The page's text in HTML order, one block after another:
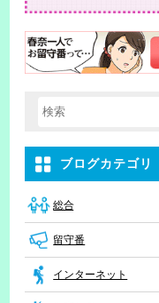
検索キーワード入力
ブログカテゴリ
総合
留守番
インターネット